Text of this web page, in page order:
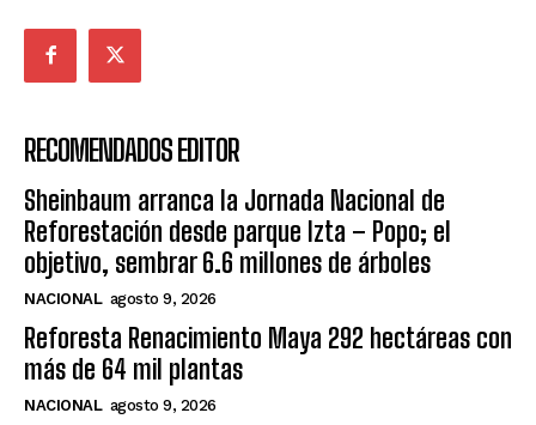
RECOMENDADOS EDITOR
Sheinbaum arranca la Jornada Nacional de
Reforestación desde parque Izta – Popo; el
objetivo, sembrar 6.6 millones de árboles
NACIONAL agosto 9, 2026
Reforesta Renacimiento Maya 292 hectáreas con
más de 64 mil plantas
NACIONAL agosto 9, 2026